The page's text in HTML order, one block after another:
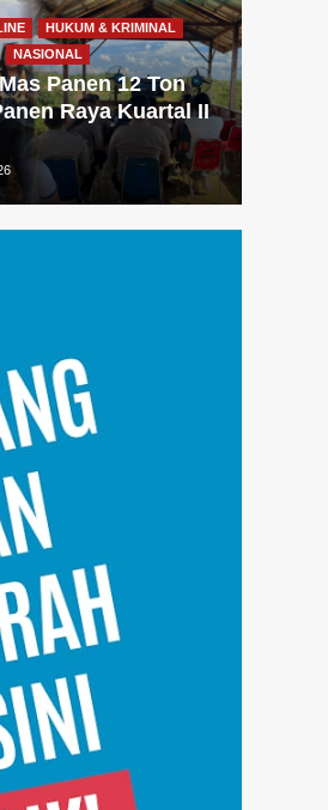
HUKUM & KRIMINAL
NASIONAL
Panen 12 Ton
Raya Kuartal II